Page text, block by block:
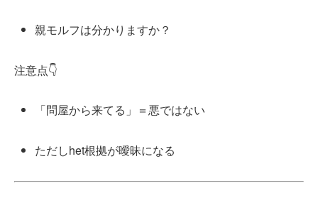
親モルフは分かりますか？
注意点👇
「問屋から来てる」＝悪ではない
ただしhet根拠が曖昧になる